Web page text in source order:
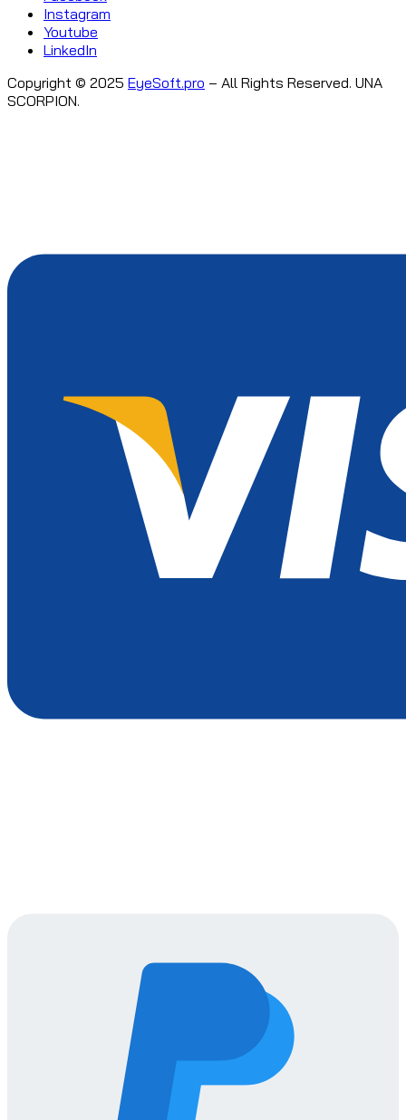
Instagram
Youtube
LinkedIn
Copyright © 2025 EyeSoft.pro – All Rights Reserved. UNA
SCORPION.